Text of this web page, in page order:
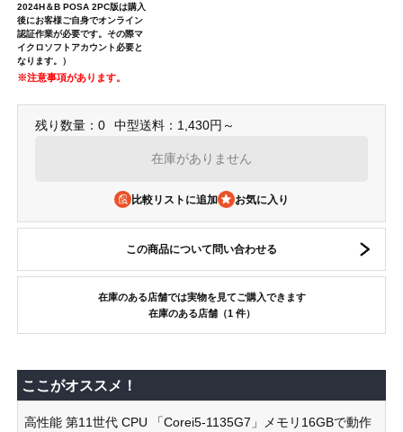
2024H＆B POSA 2PC版は購入
後にお客様ご自身でオンライン
認証作業が必要です。その際マ
イクロソフトアカウント必要と
なります。）
※注意事項があります。
残り数量：0 中型送料：1,430円～
在庫がありません
比較リストに追加
この商品について問い合わせる
在庫のある店舗では実物を見てご購入できます
在庫のある店舗（1 件）
ここがオススメ！
高性能 第11世代 CPU 「Corei5-1135G7」メモリ16GBで動作